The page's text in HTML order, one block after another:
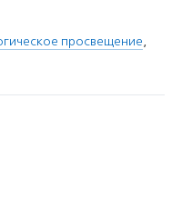
просвещение,